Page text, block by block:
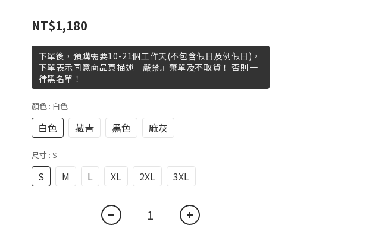
NT$1,180
下單後，預購需要10-21個工作天(不包含假日及例假日)。
下單表示同意商品頁描述『嚴禁』棄單及不取貨！ 否則一
律黑名單！
顏色 : 白色
白色 藏青 黑色 麻灰
尺寸 : S
S M L XL 2XL 3XL